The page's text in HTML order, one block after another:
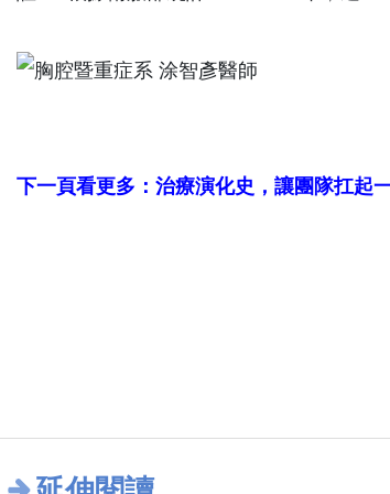
下一頁看更多：治療演化史，讓團隊扛起